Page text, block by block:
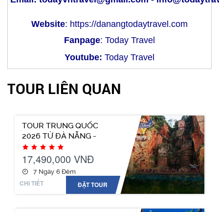
Website: https://danangtodaytravel.com
Fanpage: Today Travel
Youtube: Today Travel
TOUR LIÊN QUAN
TOUR TRUNG QUỐC
2026 TỪ ĐÀ NẴNG -
THIÊN ĐƯỜNG NƠI HẠ
GIỚI
17,490,000 VNĐ
7 Ngày 6 Đêm
CHI TIẾT ĐẶT TOUR